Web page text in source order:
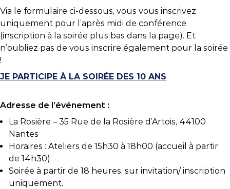
Via le formulaire ci-dessous, vous vous inscrivez
uniquement pour l’après midi de conférence
(inscription à la soirée plus bas dans la page). Et
n’oubliez pas de vous inscrire également pour la soirée
!
JE PARTICIPE À LA SOIRÉE DES 10 ANS
Adresse de l’événement :
La Rosière – 35 Rue de la Rosière d’Artois, 44100
Nantes
Horaires : Ateliers de 15h30 à 18h00 (accueil à partir
de 14h30)
Soirée à partir de 18 heures, sur invitation/ inscription
uniquement.